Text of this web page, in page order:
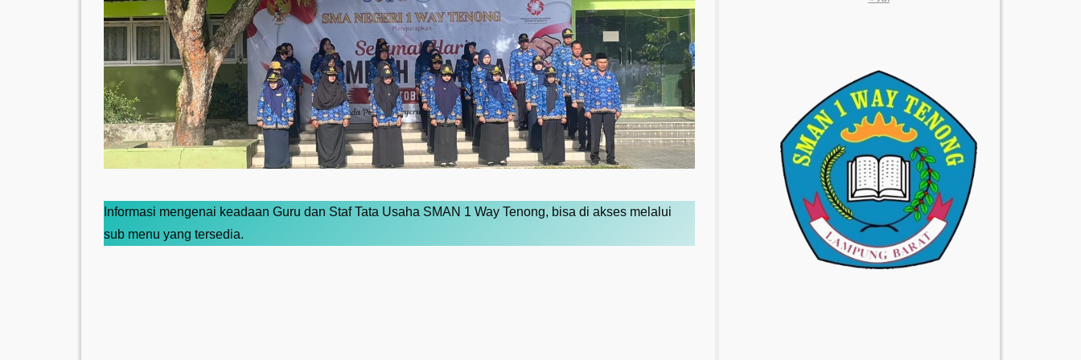
Informasi mengenai keadaan Guru dan Staf Tata Usaha SMAN 1 Way Tenong, bisa di akses melalui
sub menu yang tersedia.